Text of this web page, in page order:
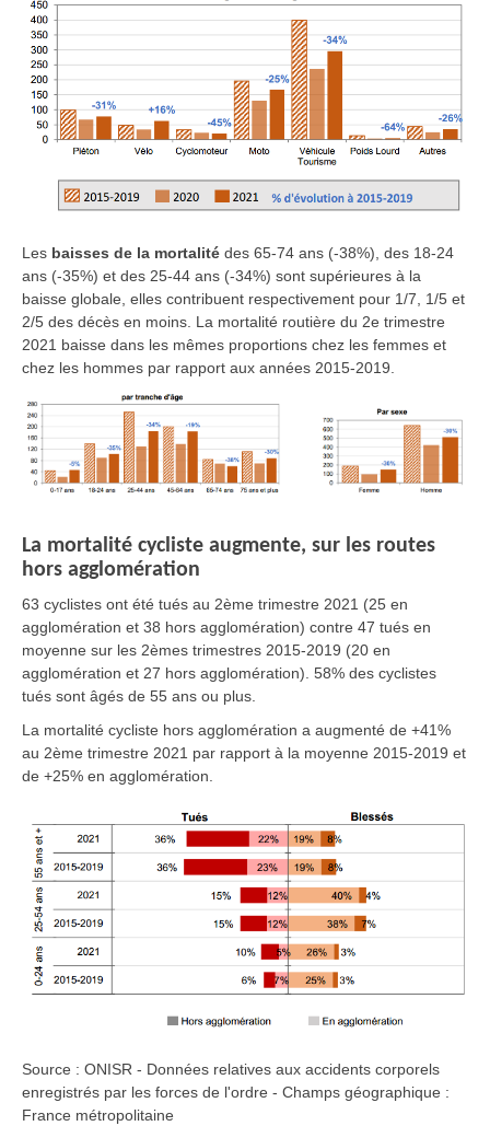
Les baisses de la mortalité des 65-74 ans (-38%), des 18-24
ans (-35%) et des 25-44 ans (-34%) sont supérieures à la
baisse globale, elles contribuent respectivement pour 1/7, 1/5 et
2/5 des décès en moins. La mortalité routière du 2e trimestre
2021 baisse dans les mêmes proportions chez les femmes et
chez les hommes par rapport aux années 2015-2019.
La mortalité cycliste augmente, sur les routes
hors agglomération
63 cyclistes ont été tués au 2ème trimestre 2021 (25 en
agglomération et 38 hors agglomération) contre 47 tués en
moyenne sur les 2èmes trimestres 2015-2019 (20 en
agglomération et 27 hors agglomération). 58% des cyclistes
tués sont âgés de 55 ans ou plus.
La mortalité cycliste hors agglomération a augmenté de +41%
au 2ème trimestre 2021 par rapport à la moyenne 2015-2019 et
de +25% en agglomération.
Source : ONISR - Données relatives aux accidents corporels
enregistrés par les forces de l'ordre - Champs géographique :
France métropolitaine